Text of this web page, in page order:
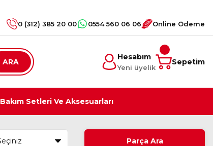
0 (312) 385 20 00 0554 560 06 06 Online Ödeme
ARA
Hesabım
Yeni üyelik
Sepetim
Bakım Setleri Ve Aksesuarları
Parça Ara